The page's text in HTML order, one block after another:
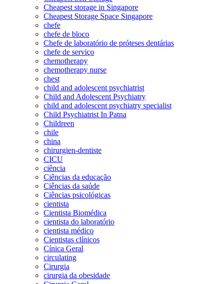
Cheapest storage in Singapore
Cheapest Storage Space Singapore
chefe
chefe de bloco
Chefe de laboratório de próteses dentárias
chefe de serviço
chemotherapy
chemotherapy nurse
chest
child and adolescent psychiatrist
Child and Adolescent Psychiatry
child and adolescent psychiatry specialist
Child Psychiatrist In Patna
Childreen
chile
china
chirurgien-dentiste
CICU
ciência
Ciências da educação
Ciências da saúde
Ciências psicológicas
cientista
Cientista Biomédica
cientista do laboratório
cientista médico
Cientistas clínicos
Cínica Geral
circulating
Cirurgia
cirurgia da obesidade